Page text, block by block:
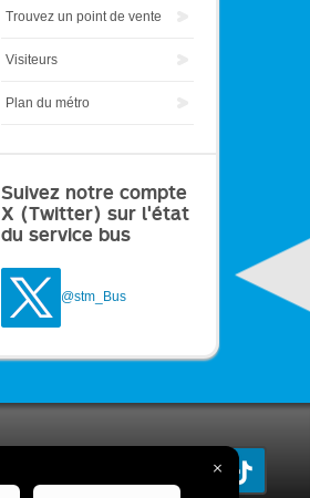
Trouvez un point de vente
Visiteurs
Plan du métro
Suivez notre compte
X (Twitter) sur l'état
du service bus
@stm_Bus